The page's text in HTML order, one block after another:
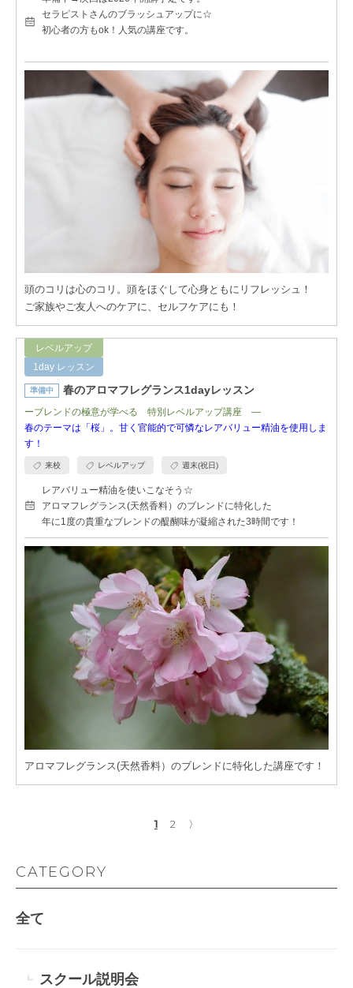
セラピストさんのブラッシュアップに☆
初心者の方もok！人気の講座です。
頭のコリは心のコリ。頭をほぐして心身ともにリフレッシュ！
ご家族やご友人へのケアに、セルフケアにも！
レベルアップ
1day レッスン
準備中 春のアロマフレグランス1dayレッスン
ーブレンドの極意が学べる 特別レベルアップ講座 ―
春のテーマは「桜」。甘く官能的で可憐なレアバリュー精油を使用しま
す！
来校 レベルアップ 週末(祝日)
レアバリュー精油を使いこなそう☆
アロマフレグランス(天然香料）のブレンドに特化した
年に1度の貴重なブレンドの醍醐味が凝縮された3時間です！
アロマフレグランス(天然香料）のブレンドに特化した講座です！
1 2 〉
CATEGORY
全て
スクール説明会